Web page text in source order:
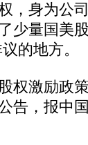
，身为公
少量国美
的地方。
激励政
告，报中